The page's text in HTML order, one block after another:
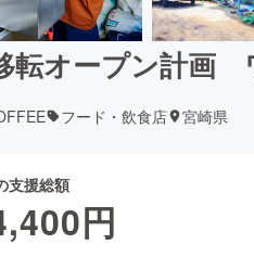
オープン計画
フード・飲食店 宮崎県
支援総額
円